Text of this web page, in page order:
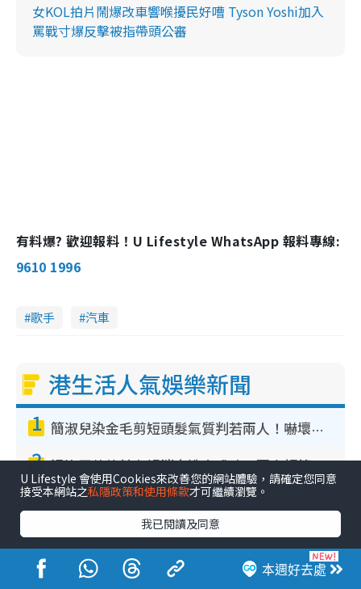
女KOL拍片鬧爆改車響喉擾民好嘈 Tyson Yoshi加入
罵戰寸爆反擊被指帶頭公審
有料爆? 歡迎報料！U Lifestyle WhatsApp 報料專線:
9610 1996
歌手 汽車
港生活人氣娛樂新聞
1 簡淑兒染金毛剪短頭髮氣質判若兩人！嚇壞老公麥大力都認唔出：「你做咩事？」
2 湯洛雯傳終於有好消息造人成功！兩大細節曝孕味極濃惹猜測：大肚婆先會咁！
3
4 林芊妤親解12年前「殘廁Gathering」真相！高層解約一句話重創尊嚴至今拒返TVB
5 《愛回家》隱形富豪臥虎藏龍！盤點12位財氣逼人的有錢藝人：呢位靚女3億身家唔憂做
本週好去處
U Lifestyle 會使用Cookies來改善您的網站體驗，請確定您同意
接受本網站之私隱政策和使用條款才可繼續瀏覽。
我已閱讀及同意